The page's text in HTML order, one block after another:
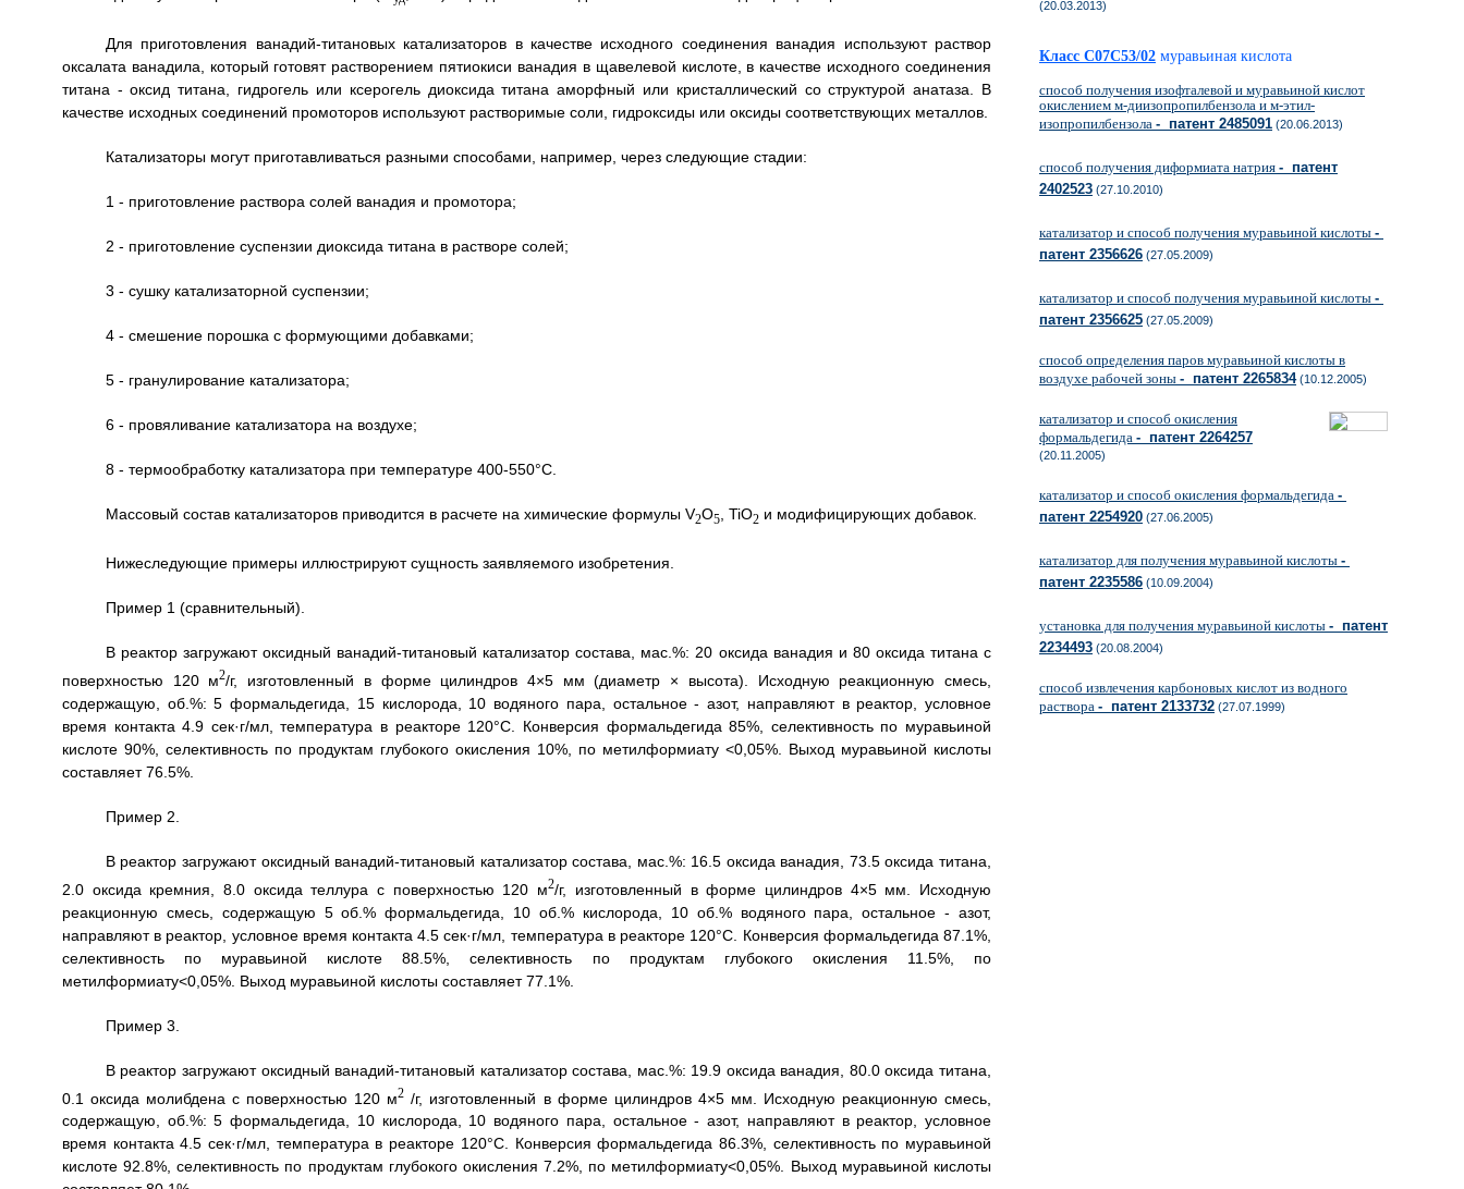
Для приготовления ванадий-титановых катализаторов в качестве исходного соединения ванадия используют раствор
оксалата ванадила, который готовят растворением пятиокиси ванадия в щавелевой кислоте, в качестве исходного соединения
титана - оксид титана, гидрогель или ксерогель диоксида титана аморфный или кристаллический со структурой анатаза. В
качестве исходных соединений промоторов используют растворимые соли, гидроксиды или оксиды соответствующих металлов.
Катализаторы могут приготавливаться разными способами, например, через следующие стадии:
1 - приготовление раствора солей ванадия и промотора;
2 - приготовление суспензии диоксида титана в растворе солей;
3 - сушку катализаторной суспензии;
4 - смешение порошка с формующими добавками;
5 - гранулирование катализатора;
6 - провяливание катализатора на воздухе;
8 - термообработку катализатора при температуре 400-550°С.
Массовый состав катализаторов приводится в расчете на химические формулы V2O5 , TiO2и модифицирующих добавок.
Нижеследующие примеры иллюстрируют сущность заявляемого изобретения.
Пример 1 (сравнительный).
В реактор загружают оксидный ванадий-титановый катализатор состава, мас.%: 20 оксида ванадия и 80 оксида титана с
поверхностью 120 м2/г, изготовленный в форме цилиндров 4×5 мм (диаметр × высота). Исходную реакционную смесь,
содержащую, об.%: 5 формальдегида, 15 кислорода, 10 водяного пара, остальное - азот, направляют в реактор, условное
время контакта 4.9 сек·г/мл, температура в реакторе 120°С. Конверсия формальдегида 85%, селективность по муравьиной
кислоте 90%, селективность по продуктам глубокого окисления 10%, по метилформиату <0,05%. Выход муравьиной кислоты
составляет 76.5%.
Пример 2.
В реактор загружают оксидный ванадий-титановый катализатор состава, мас.%: 16.5 оксида ванадия, 73.5 оксида титана,
2.0 оксида кремния, 8.0 оксида теллура с поверхностью 120 м2/г, изготовленный в форме цилиндров 4×5 мм. Исходную
реакционную смесь, содержащую 5 об.% формальдегида, 10 об.% кислорода, 10 об.% водяного пара, остальное - азот,
направляют в реактор, условное время контакта 4.5 сек·г/мл, температура в реакторе 120°С. Конверсия формальдегида 87.1%,
селективность по муравьиной кислоте 88.5%, селективность по продуктам глубокого окисления 11.5%, по
метилформиату<0,05%. Выход муравьиной кислоты составляет 77.1%.
Пример 3.
В реактор загружают оксидный ванадий-титановый катализатор состава, мас.%: 19.9 оксида ванадия, 80.0 оксида титана,
0.1 оксида молибдена с поверхностью 120 м2 /г, изготовленный в форме цилиндров 4×5 мм. Исходную реакционную смесь,
содержащую, об.%: 5 формальдегида, 10 кислорода, 10 водяного пара, остальное - азот, направляют в реактор, условное
время контакта 4.5 сек·г/мл, температура в реакторе 120°С. Конверсия формальдегида 86.3%, селективность по муравьиной
кислоте 92.8%, селективность по продуктам глубокого окисления 7.2%, по метилформиату<0,05%. Выход муравьиной кислоты
(20.03.2013)
Класс C07C53/02 муравьиная кислота
способ получения изофталевой и муравьиной кислот
окислением м-диизопропилбензола и м-этил-
изопропилбензола - патент 2485091 (20.06.2013)
способ получения диформиата натрия - патент
2402523 (27.10.2010)
катализатор и способ получения муравьиной кислоты -
патент 2356626 (27.05.2009)
катализатор и способ получения муравьиной кислоты -
патент 2356625 (27.05.2009)
способ определения паров муравьиной кислоты в
воздухе рабочей зоны - патент 2265834(10.12.2005)
катализатор и способ окисления
формальдегида - патент 2264257
(20.11.2005)
катализатор и способ окисления формальдегида -
патент 2254920 (27.06.2005)
катализатор для получения муравьиной кислоты -
патент 2235586 (10.09.2004)
установка для получения муравьиной кислоты - патент
2234493 (20.08.2004)
способ извлечения карбоновых кислот из водного
раствора - патент 2133732 (27.07.1999)